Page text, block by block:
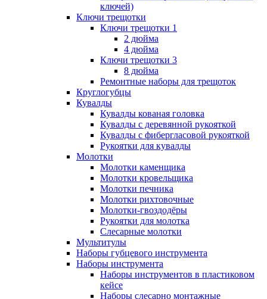
ключей)
Ключи трещотки
Ключи трещотки 1
2 дюйма
4 дюйма
Ключи трещотки 3
8 дюйма
Ремонтные наборы для трещоток
Круглогубцы
Кувалды
Кувалды кованая головка
Кувалды с деревянной рукояткой
Кувалды с фибергласовой рукояткой
Рукоятки для кувалды
Молотки
Молотки каменщика
Молотки кровельщика
Молотки печника
Молотки рихтовочные
Молотки-гвоздодёры
Рукоятки для молотка
Слесарные молотки
Мультитулы
Наборы губцевого инструмента
Наборы инструмента
Наборы инструментов в пластиковом
кейсе
Наборы слесарно монтажные